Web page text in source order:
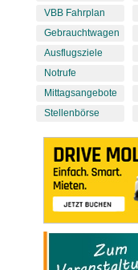
VBB Fahrplan
Gebrauchtwagen
Ausflugsziele
Notrufe
Mittagsangebote
Stellenbörse